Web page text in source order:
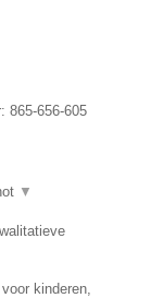
865-656-605
▼
kinderen,